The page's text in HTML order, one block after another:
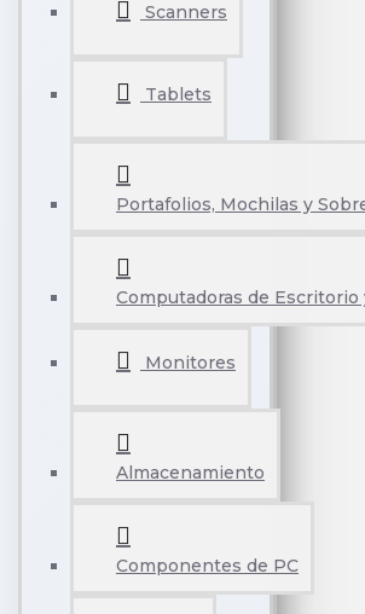
Scanners
Tablets
Portafolios, Mochilas y
Computadoras de Escritorio
Monitores
Almacenamiento
Componentes de PC